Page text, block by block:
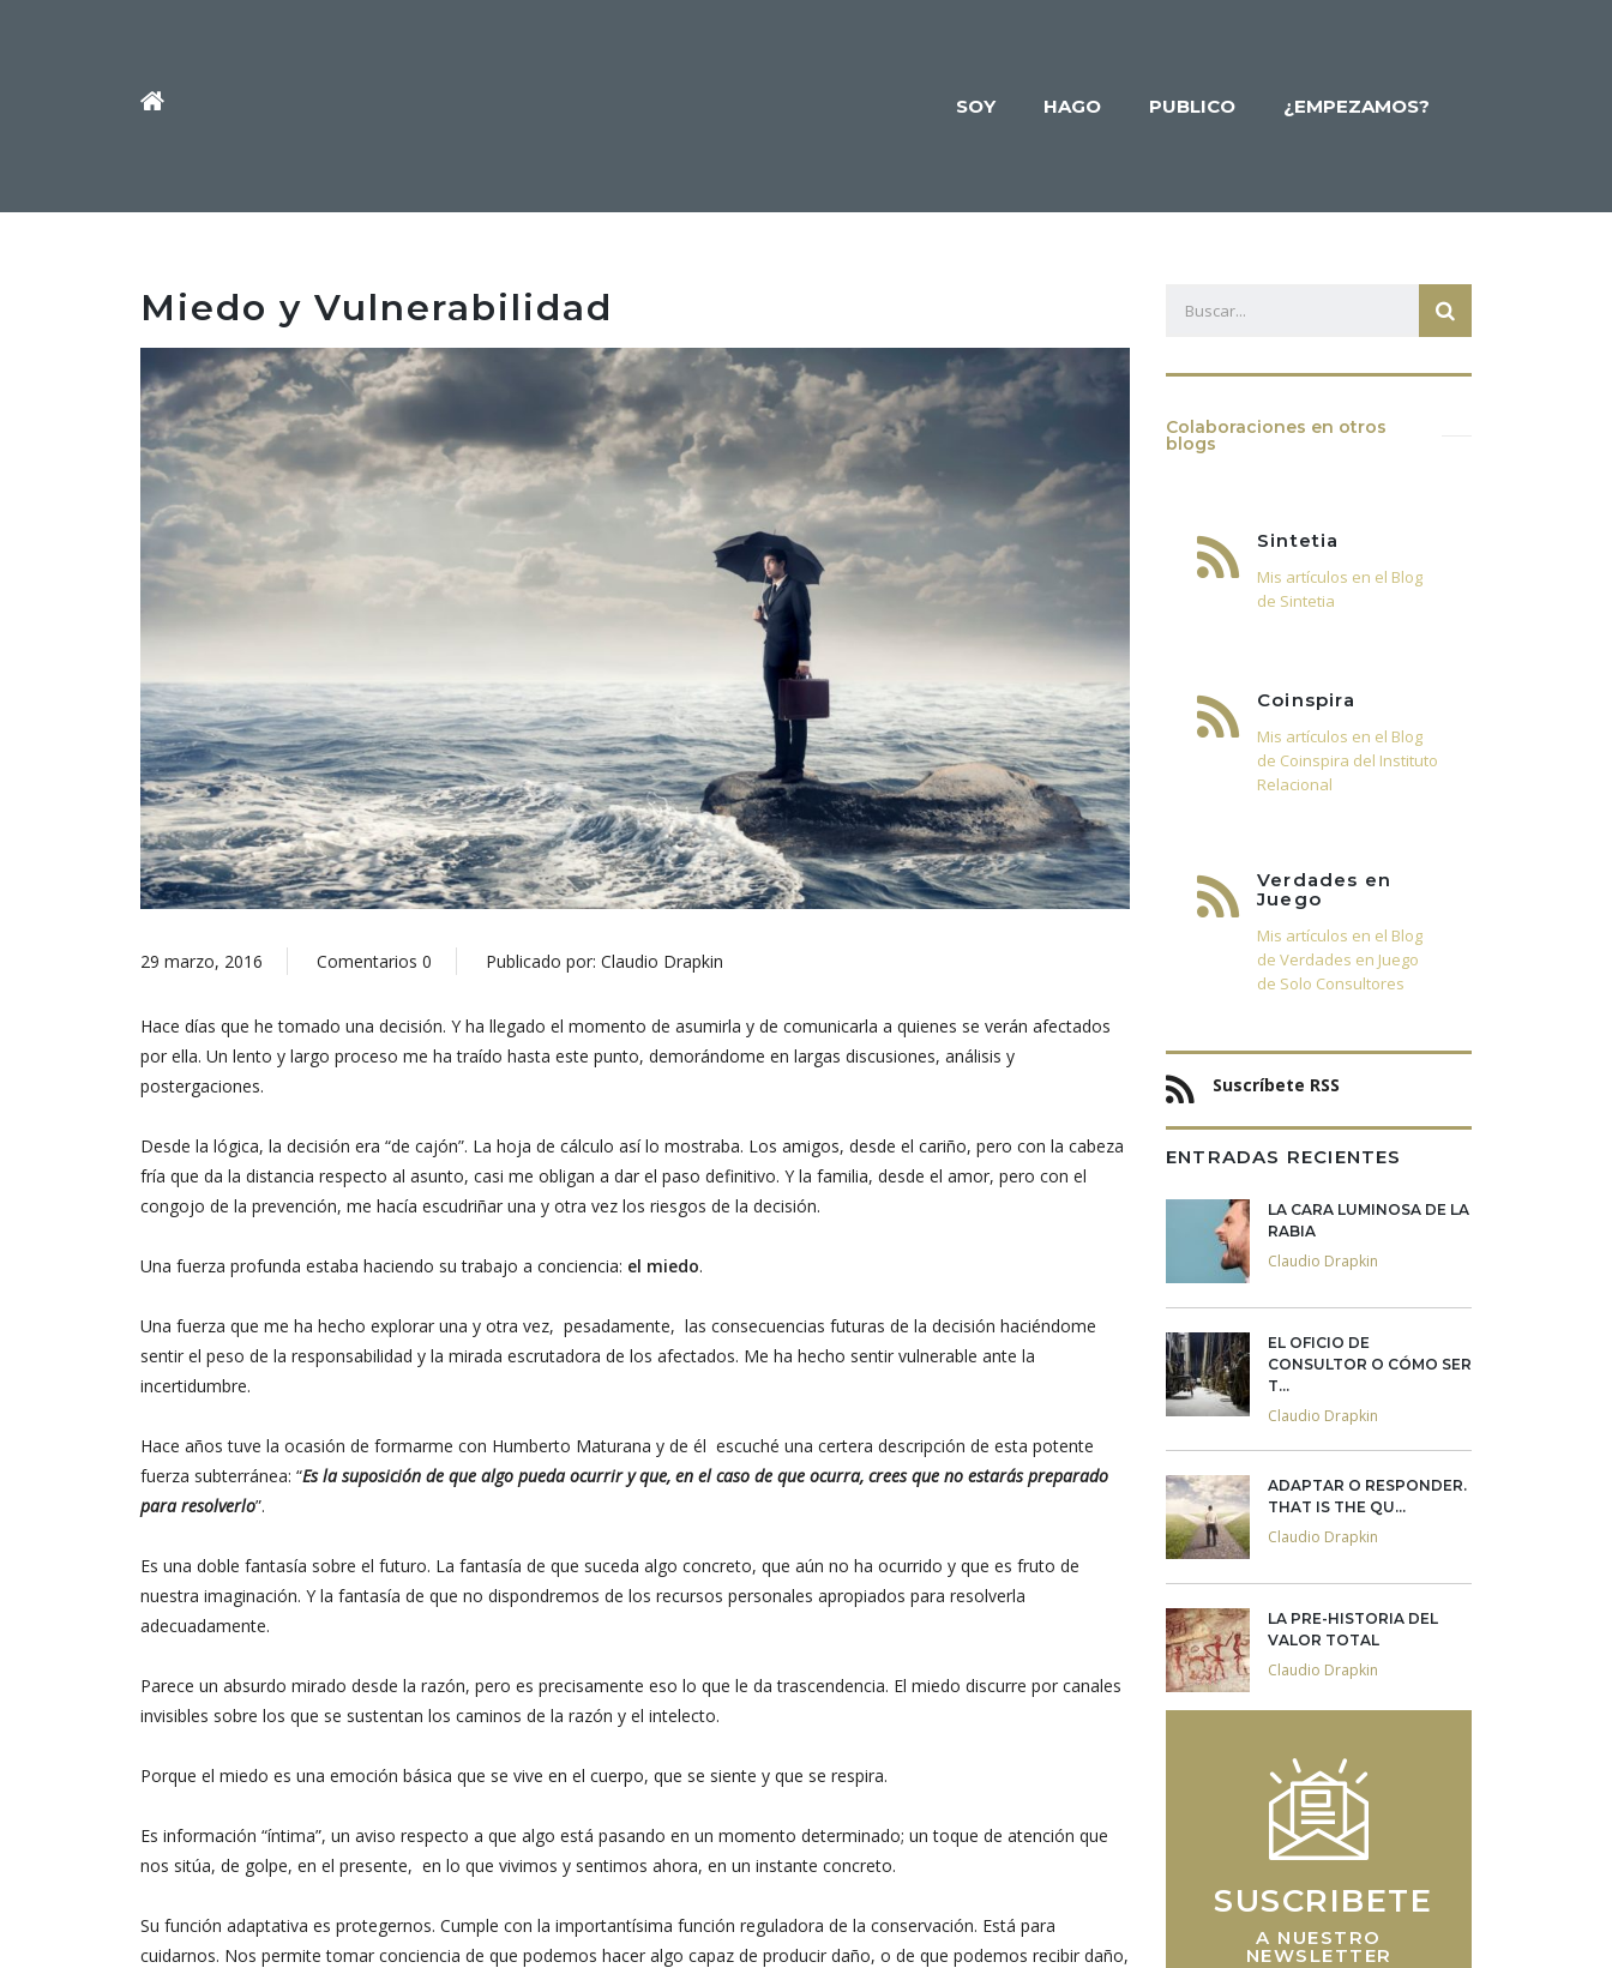
SOY HAGO PUBLICO ¿EMPEZAMOS?
Miedo y Vulnerabilidad
29 marzo, 2016 Comentarios 0 Publicado por: Claudio Drapkin
Hace días que he tomado una decisión. Y ha llegado el momento de asumirla y de comunicarla a quienes se verán afectados
por ella. Un lento y largo proceso me ha traído hasta este punto, demorándome en largas discusiones, análisis y
postergaciones.
Desde la lógica, la decisión era “de cajón”. La hoja de cálculo así lo mostraba. Los amigos, desde el cariño, pero con la cabeza
fría que da la distancia respecto al asunto, casi me obligan a dar el paso definitivo. Y la familia, desde el amor, pero con el
congojo de la prevención, me hacía escudriñar una y otra vez los riesgos de la decisión.
Una fuerza profunda estaba haciendo su trabajo a conciencia: el miedo.
Una fuerza que me ha hecho explorar una y otra vez, pesadamente, las consecuencias futuras de la decisión haciéndome
sentir el peso de la responsabilidad y la mirada escrutadora de los afectados. Me ha hecho sentir vulnerable ante la
incertidumbre.
Hace años tuve la ocasión de formarme con Humberto Maturana y de él escuché una certera descripción de esta potente
fuerza subterránea: “Es la suposición de que algo pueda ocurrir y que, en el caso de que ocurra, crees que no estarás preparado
para resolverlo”.
Es una doble fantasía sobre el futuro. La fantasía de que suceda algo concreto, que aún no ha ocurrido y que es fruto de
nuestra imaginación. Y la fantasía de que no dispondremos de los recursos personales apropiados para resolverla
adecuadamente.
Parece un absurdo mirado desde la razón, pero es precisamente eso lo que le da trascendencia. El miedo discurre por canales
invisibles sobre los que se sustentan los caminos de la razón y el intelecto.
Porque el miedo es una emoción básica que se vive en el cuerpo, que se siente y que se respira.
Es información “íntima”, un aviso respecto a que algo está pasando en un momento determinado; un toque de atención que
nos sitúa, de golpe, en el presente, en lo que vivimos y sentimos ahora, en un instante concreto.
Su función adaptativa es protegernos. Cumple con la importantísima función reguladora de la conservación. Está para
cuidarnos. Nos permite tomar conciencia de que podemos hacer algo capaz de producir daño, o de que podemos recibir daño,
Colaboraciones en otros
blogs
Sintetia
Mis artículos en el Blog
de Sintetia
Coinspira
Mis artículos en el Blog
de Coinspira del Instituto
Relacional
Verdades en
Juego
Mis artículos en el Blog
de Verdades en Juego
de Solo Consultores
Suscríbete RSS
ENTRADAS RECIENTES
LA CARA LUMINOSA DE LA
RABIA
Claudio Drapkin
EL OFICIO DE
CONSULTOR O CÓMO SER
T...
Claudio Drapkin
ADAPTAR O RESPONDER.
THAT IS THE QU...
Claudio Drapkin
LA PRE-HISTORIA DEL
VALOR TOTAL
Claudio Drapkin
SUSCRIBETE
A NUESTRO
NEWSLETTER